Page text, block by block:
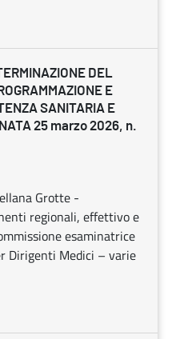
DEL
E
SANITARIA E
25 marzo 2026, n.
Grotte -
regionali, effettivo e
esaminatrice
Dirigenti Medici – varie